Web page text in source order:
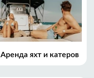
Аренда яхт и катеров